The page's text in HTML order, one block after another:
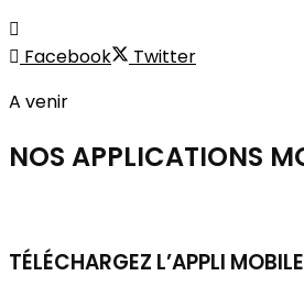
Facebook
Twitter
A venir
NOS APPLICATIONS
TÉLÉCHARGEZ L’APPLI MOBILE